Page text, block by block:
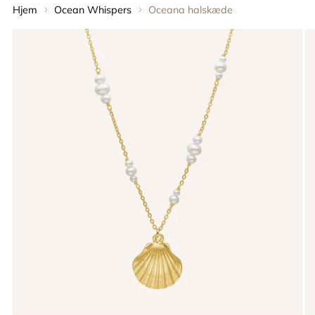
Hjem Ocean Whispers Oceana halskæde